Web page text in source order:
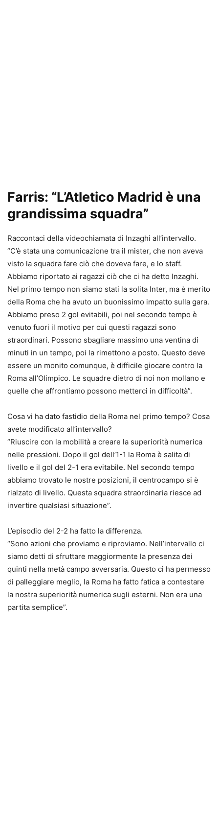
Farris: “L’Atletico Madrid è una
grandissima squadra”
Raccontaci della videochiamata di Inzaghi all’intervallo.
“C’è stata una comunicazione tra il mister, che non aveva
visto la squadra fare ciò che doveva fare, e lo staff.
Abbiamo riportato ai ragazzi ciò che ci ha detto Inzaghi.
Nel primo tempo non siamo stati la solita Inter, ma è merito
della Roma che ha avuto un buonissimo impatto sulla gara.
Abbiamo preso 2 gol evitabili, poi nel secondo tempo è
venuto fuori il motivo per cui questi ragazzi sono
straordinari. Possono sbagliare massimo una ventina di
minuti in un tempo, poi la rimettono a posto. Questo deve
essere un monito comunque, è difficile giocare contro la
Roma all’Olimpico. Le squadre dietro di noi non mollano e
quelle che affrontiamo possono metterci in difficoltà”.
Cosa vi ha dato fastidio della Roma nel primo tempo? Cosa
avete modificato all’intervallo?
“Riuscire con la mobilità a creare la superiorità numerica
nelle pressioni. Dopo il gol dell’1-1 la Roma è salita di
livello e il gol del 2-1 era evitabile. Nel secondo tempo
abbiamo trovato le nostre posizioni, il centrocampo si è
rialzato di livello. Questa squadra straordinaria riesce ad
invertire qualsiasi situazione”.
L’episodio del 2-2 ha fatto la differenza.
“Sono azioni che proviamo e riproviamo. Nell’intervallo ci
siamo detti di sfruttare maggiormente la presenza dei
quinti nella metà campo avversaria. Questo ci ha permesso
di palleggiare meglio, la Roma ha fatto fatica a contestare
la nostra superiorità numerica sugli esterni. Non era una
partita semplice”.